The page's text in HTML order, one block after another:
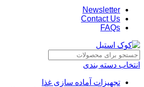
Newsletter
Contact Us
FAQs
انتخاب دسته بندی
تجهیزات آماده سازی غذا